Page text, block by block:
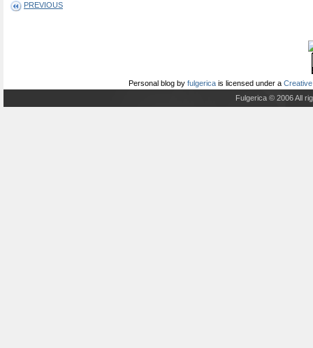
PREVIOUS
Personal blog by fulgerica is licensed under a
Fulgerica © 2006 All